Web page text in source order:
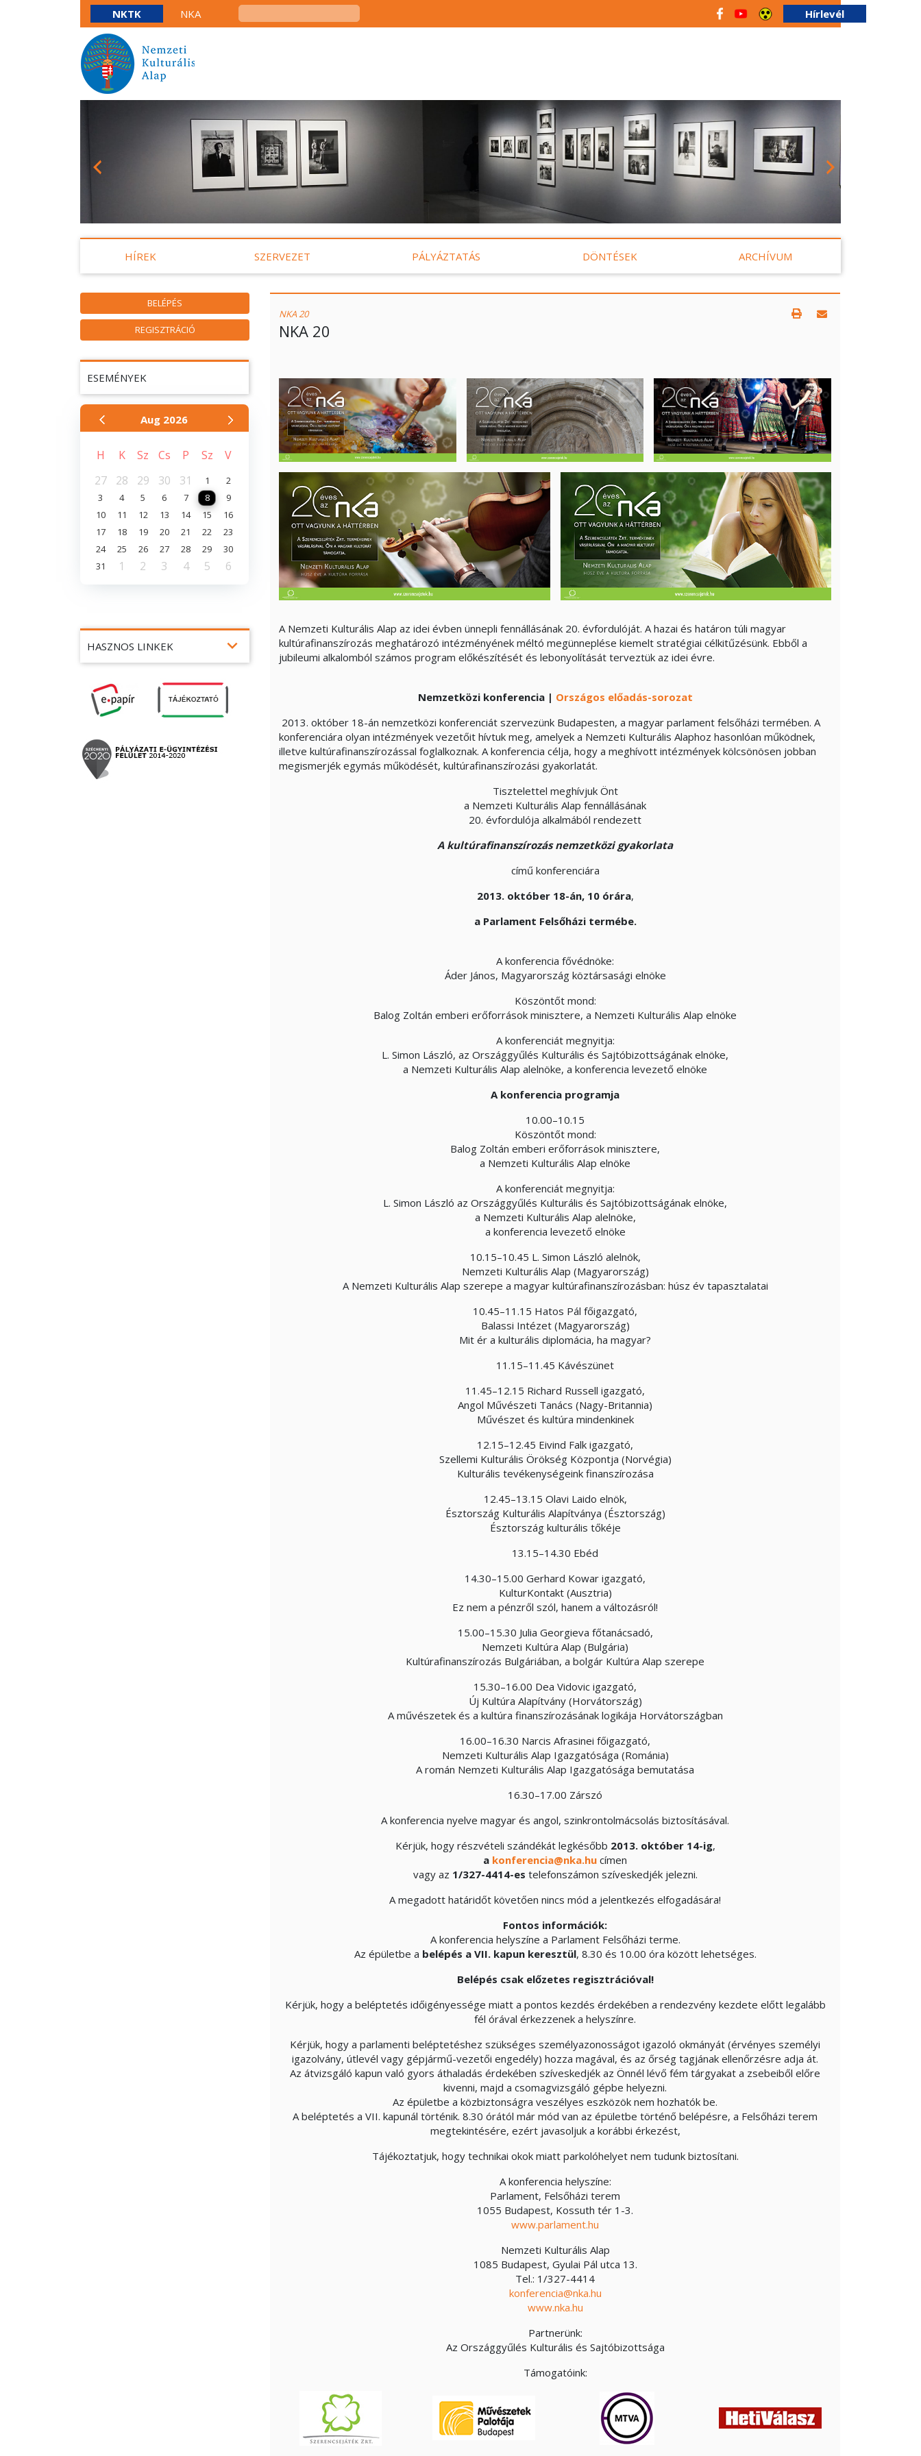
NKTK NKA Hírlevél
HÍREK SZERVEZET PÁLYÁZTATÁS DÖNTÉSEK ARCHÍVUM
BELÉPÉS
REGISZTRÁCIÓ
HASZNOS LINKEK expand_more
ESEMÉNYEK
Aug 2026
H K Sz Cs P Sz
V
27
28 29 30 31 1
2
3
4 5 6 7 8
9
10
11 12 13 14 15
16
17
18 19 20 21 22
23
24
25 26 27 28 29
30
31
1 2 3 4 5 6
NKA 20
NKA 20
A Nemzeti Kulturális Alap az idei évben ünnepli fennállásának 20. évfordulóját. A hazai és határon túli magyar
kultúrafinanszírozás meghatározó intézményének méltó megünneplése kiemelt stratégiai célkitűzésünk. Ebből a
jubileumi alkalomból számos program előkészítését és lebonyolítását terveztük az idei évre.
Nemzetközi konferencia | Országos előadás-sorozat
2013. október 18-án nemzetközi konferenciát szervezünk Budapesten, a magyar parlament felsőházi termében. A
konferenciára olyan intézmények vezetőit hívtuk meg, amelyek a Nemzeti Kulturális Alaphoz hasonlóan működnek,
illetve kultúrafinanszírozással foglalkoznak. A konferencia célja, hogy a meghívott intézmények kölcsönösen jobban
megismerjék egymás működését, kultúrafinanszírozási gyakorlatát.
Tisztelettel meghívjuk Önt
a Nemzeti Kulturális Alap fennállásának
20. évfordulója alkalmából rendezett
A kultúrafinanszírozás nemzetközi gyakorlata
című konferenciára
2013. október 18-án, 10 órára,
a Parlament Felsőházi termébe.
A konferencia fővédnöke:
Áder János, Magyarország köztársasági elnöke
Köszöntőt mond:
Balog Zoltán emberi erőforrások minisztere, a Nemzeti Kulturális Alap elnöke
A konferenciát megnyitja:
L. Simon László, az Országgyűlés Kulturális és Sajtóbizottságának elnöke,
a Nemzeti Kulturális Alap alelnöke, a konferencia levezető elnöke
A konferencia programja
10.00–10.15
Köszöntőt mond:
Balog Zoltán emberi erőforrások minisztere,
a Nemzeti Kulturális Alap elnöke
A konferenciát megnyitja:
L. Simon László az Országgyűlés Kulturális és Sajtóbizottságának elnöke,
a Nemzeti Kulturális Alap alelnöke,
a konferencia levezető elnöke
10.15–10.45 L. Simon László alelnök,
Nemzeti Kulturális Alap (Magyarország)
A Nemzeti Kulturális Alap szerepe a magyar kultúrafinanszírozásban: húsz év tapasztalatai
10.45–11.15 Hatos Pál főigazgató,
Balassi Intézet (Magyarország)
Mit ér a kulturális diplomácia, ha magyar?
11.15–11.45 Kávészünet
11.45–12.15 Richard Russell igazgató,
Angol Művészeti Tanács (Nagy-Britannia)
Művészet és kultúra mindenkinek
12.15–12.45 Eivind Falk igazgató,
Szellemi Kulturális Örökség Központja (Norvégia)
Kulturális tevékenységeink finanszírozása
12.45–13.15 Olavi Laido elnök,
Észtország Kulturális Alapítványa (Észtország)
Észtország kulturális tőkéje
13.15–14.30 Ebéd
14.30–15.00 Gerhard Kowar igazgató,
KulturKontakt (Ausztria)
Ez nem a pénzről szól, hanem a változásról!
15.00–15.30 Julia Georgieva főtanácsadó,
Nemzeti Kultúra Alap (Bulgária)
Kultúrafinanszírozás Bulgáriában, a bolgár Kultúra Alap szerepe
15.30–16.00 Dea Vidovic igazgató,
Új Kultúra Alapítvány (Horvátország)
A művészetek és a kultúra finanszírozásának logikája Horvátországban
16.00–16.30 Narcis Afrasinei főigazgató,
Nemzeti Kulturális Alap Igazgatósága (Románia)
A román Nemzeti Kulturális Alap Igazgatósága bemutatása
16.30–17.00 Zárszó
A konferencia nyelve magyar és angol, szinkrontolmácsolás biztosításával.
Kérjük, hogy részvételi szándékát legkésőbb 2013. október 14-ig,
a konferencia@nka.hu címen
vagy az 1/327-4414-es telefonszámon szíveskedjék jelezni.
A megadott határidőt követően nincs mód a jelentkezés elfogadására!
Fontos információk:
A konferencia helyszíne a Parlament Felsőházi terme.
Az épületbe a belépés a VII. kapun keresztül, 8.30 és 10.00 óra között lehetséges.
Belépés csak előzetes regisztrációval!
Kérjük, hogy a beléptetés időigényessége miatt a pontos kezdés érdekében a rendezvény kezdete előtt legalább
fél órával érkezzenek a helyszínre.
Kérjük, hogy a parlamenti beléptetéshez szükséges személyazonosságot igazoló okmányát (érvényes személyi
igazolvány, útlevél vagy gépjármű-vezetői engedély) hozza magával, és az őrség tagjának ellenőrzésre adja át.
Az átvizsgáló kapun való gyors áthaladás érdekében szíveskedjék az Önnél lévő fém tárgyakat a zsebeiből előre
kivenni, majd a csomagvizsgáló gépbe helyezni.
Az épületbe a közbiztonságra veszélyes eszközök nem hozhatók be.
A beléptetés a VII. kapunál történik. 8.30 órától már mód van az épületbe történő belépésre, a Felsőházi terem
megtekintésére, ezért javasoljuk a korábbi érkezést,
Tájékoztatjuk, hogy technikai okok miatt parkolóhelyet nem tudunk biztosítani.
A konferencia helyszíne:
Parlament, Felsőházi terem
1055 Budapest, Kossuth tér 1-3.
www.parlament.hu
Nemzeti Kulturális Alap
1085 Budapest, Gyulai Pál utca 13.
Tel.: 1/327-4414
konferencia@nka.hu
www.nka.hu
Partnerünk:
Az Országgyűlés Kulturális és Sajtóbizottsága
Támogatóink: